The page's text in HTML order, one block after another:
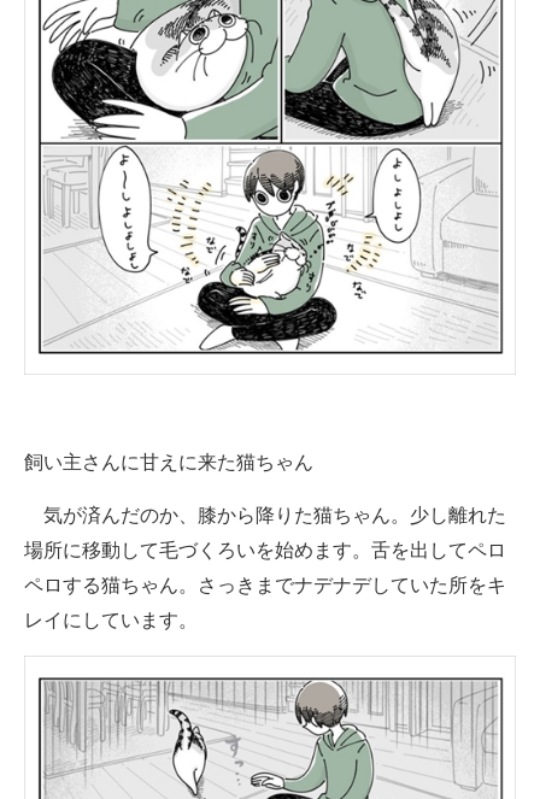
飼い主さんに甘えに来た猫ちゃん
気が済んだのか、膝から降りた猫ちゃん。少し離れた
場所に移動して毛づくろいを始めます。舌を出してペロ
ペロする猫ちゃん。さっきまでナデナデしていた所をキ
レイにしています。